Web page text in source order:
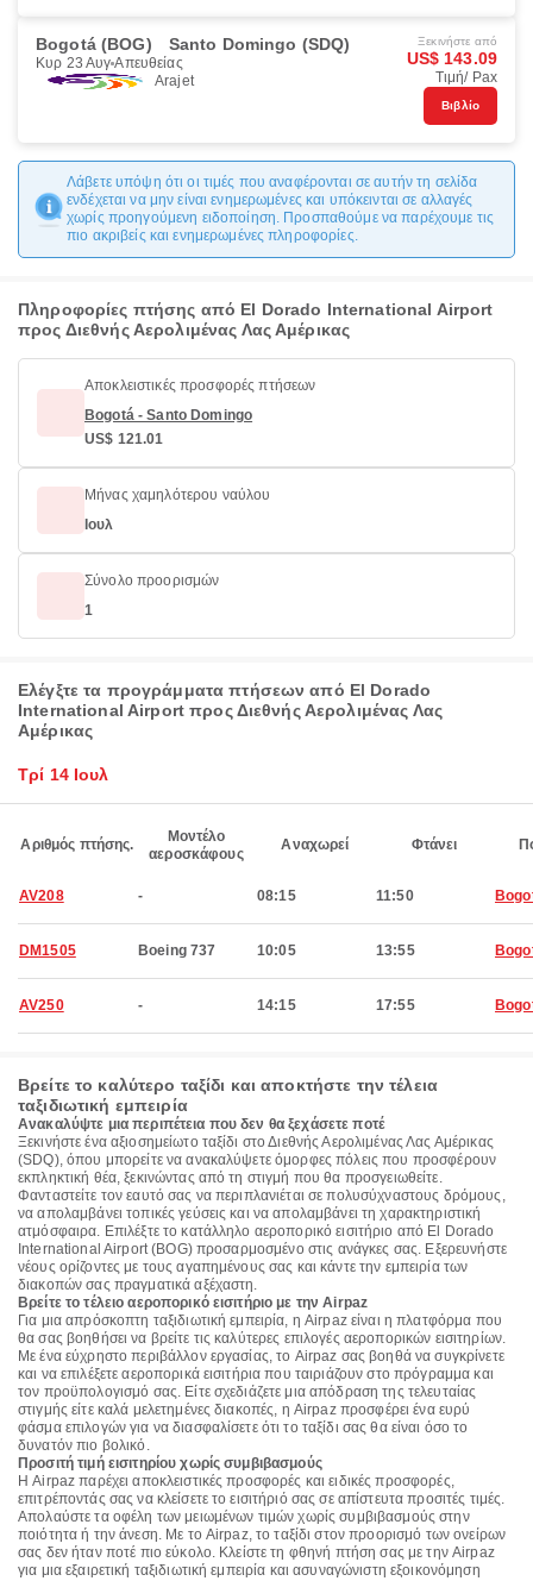
Bogotá (BOG) Santo Domingo (SDQ)
Κυρ 23 Αυγ Απευθείας
Arajet
Ξεκινήστε από
US$ 143.09
Τιμή/ Pax
Βιβλίο
Λάβετε υπόψη ότι οι τιμές που αναφέρονται σε αυτήν τη σελίδα
ενδέχεται να μην είναι ενημερωμένες και υπόκεινται σε αλλαγές
χωρίς προηγούμενη ειδοποίηση. Προσπαθούμε να παρέχουμε τις
πιο ακριβείς και ενημερωμένες πληροφορίες.
Πληροφορίες πτήσης από El Dorado International Airport
προς Διεθνής Αερολιμένας Λας Αμέρικας
Αποκλειστικές προσφορές πτήσεων
Bogotá - Santo Domingo
US$ 121.01
Μήνας χαμηλότερου ναύλου
Ιουλ
Σύνολο προορισμών
1
Ελέγξτε τα προγράμματα πτήσεων από El Dorado
International Airport προς Διεθνής Αερολιμένας Λας
Αμέρικας
Τρί 14 Ιουλ
Αριθμός πτήσης.
Μοντέλο
αεροσκάφους
Αναχωρεί Φτάνει
AV208 - 08:15 11:50
DM1505 Boeing 737 10:05 13:55
AV250 - 14:15 17:55
Βρείτε το καλύτερο ταξίδι και αποκτήστε την τέλεια
ταξιδιωτική εμπειρία
Ανακαλύψτε μια περιπέτεια που δεν θα ξεχάσετε ποτέ
Ξεκινήστε ένα αξιοσημείωτο ταξίδι στο Διεθνής Αερολιμένας Λας Αμέρικας
(SDQ), όπου μπορείτε να ανακαλύψετε όμορφες πόλεις που προσφέρουν
εκπληκτική θέα, ξεκινώντας από τη στιγμή που θα προσγειωθείτε.
Φανταστείτε τον εαυτό σας να περιπλανιέται σε πολυσύχναστους δρόμους,
να απολαμβάνει τοπικές γεύσεις και να απολαμβάνει τη χαρακτηριστική
ατμόσφαιρα. Επιλέξτε το κατάλληλο αεροπορικό εισιτήριο από El Dorado
International Airport (BOG) προσαρμοσμένο στις ανάγκες σας. Εξερευνήστε
νέους ορίζοντες με τους αγαπημένους σας και κάντε την εμπειρία των
διακοπών σας πραγματικά αξέχαστη.
Βρείτε το τέλειο αεροπορικό εισιτήριο με την Airpaz
Για μια απρόσκοπτη ταξιδιωτική εμπειρία, η Airpaz είναι η πλατφόρμα που
θα σας βοηθήσει να βρείτε τις καλύτερες επιλογές αεροπορικών εισιτηρίων.
Με ένα εύχρηστο περιβάλλον εργασίας, το Airpaz σας βοηθά να συγκρίνετε
και να επιλέξετε αεροπορικά εισιτήρια που ταιριάζουν στο πρόγραμμα και
τον προϋπολογισμό σας. Είτε σχεδιάζετε μια απόδραση της τελευταίας
στιγμής είτε καλά μελετημένες διακοπές, η Airpaz προσφέρει ένα ευρύ
φάσμα επιλογών για να διασφαλίσετε ότι το ταξίδι σας θα είναι όσο το
δυνατόν πιο βολικό.
Προσιτή τιμή εισιτηρίου χωρίς συμβιβασμούς
Η Airpaz παρέχει αποκλειστικές προσφορές και ειδικές προσφορές,
επιτρέποντάς σας να κλείσετε το εισιτήριό σας σε απίστευτα προσιτές τιμές.
Απολαύστε τα οφέλη των μειωμένων τιμών χωρίς συμβιβασμούς στην
ποιότητα ή την άνεση. Με το Airpaz, το ταξίδι στον προορισμό των ονείρων
σας δεν ήταν ποτέ πιο εύκολο. Κλείστε τη φθηνή πτήση σας με την Airpaz
για μια εξαιρετική ταξιδιωτική εμπειρία και ασυναγώνιστη εξοικονόμηση